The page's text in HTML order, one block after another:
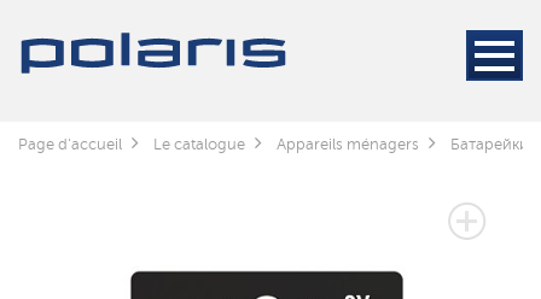
Page d'accueil Le catalogue Appareils ménagers Батарейки